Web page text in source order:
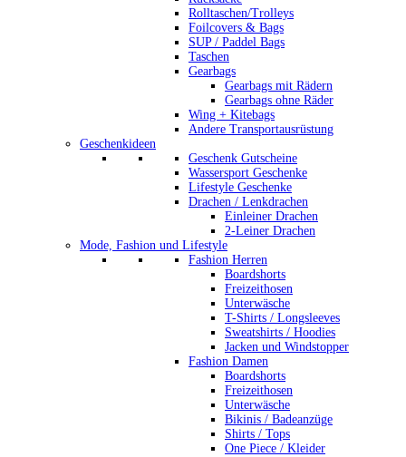
Rolltaschen/Trolleys
Foilcovers & Bags
SUP / Paddel Bags
Taschen
Gearbags
Gearbags mit Rädern
Gearbags ohne Räder
Wing + Kitebags
Andere Transportausrüstung
Geschenkideen
Geschenk Gutscheine
Wassersport Geschenke
Lifestyle Geschenke
Drachen / Lenkdrachen
Einleiner Drachen
2-Leiner Drachen
Mode, Fashion und Lifestyle
Fashion Herren
Boardshorts
Freizeithosen
Unterwäsche
T-Shirts / Longsleeves
Sweatshirts / Hoodies
Jacken und Windstopper
Fashion Damen
Boardshorts
Freizeithosen
Unterwäsche
Bikinis / Badeanzüge
Shirts / Tops
One Piece / Kleider